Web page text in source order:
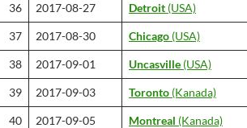
36 2017-08-27 Detroit (USA)
37 2017-08-30 Chicago (USA)
38 2017-09-01 Uncasville (USA)
39 2017-09-03 Toronto (Kanada)
40 2017-09-05 Montreal (Kanada)